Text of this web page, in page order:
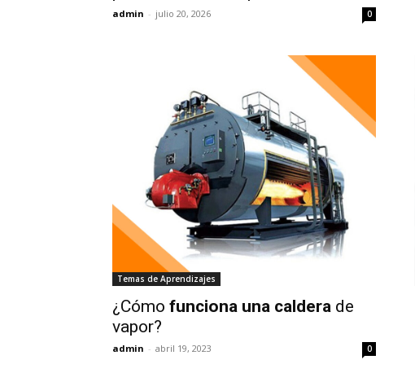
admin - julio 20, 2026 0
Temas de Aprendizajes
¿Cómo funciona una caldera de
vapor?
admin - abril 19, 2023 0